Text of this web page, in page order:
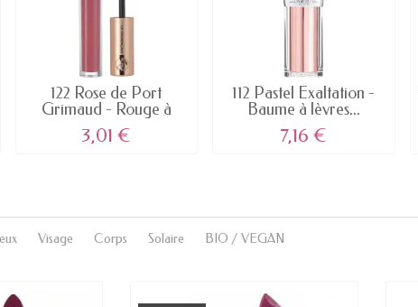
122 Rose de Port
Grimaud - Rouge à
Lèvres...
3,01 €
112 Pastel Exaltation -
Baume à lèvres...
7,16 €
Visage Corps Solaire BIO / VEGAN